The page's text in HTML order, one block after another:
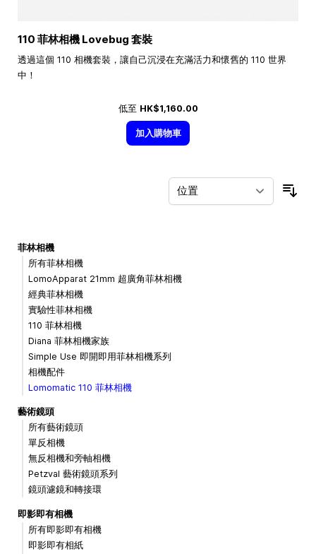
110 菲林相機 Lovebug 套裝
透過這個 110 相機套裝，讓自己沉浸在充滿活力和懷舊的 110 世界
中！
低至 HK$1,160.00
加入購物車
菲林相機
所有菲林相機
LomoApparat 21mm 超廣角菲林相機
經典菲林相機
實驗性菲林相機
110 菲林相機
Diana 菲林相機家族
Simple Use 即開即用菲林相機系列
相機配件
Lomomatic 110 菲林相機
藝術鏡頭
所有藝術鏡頭
單反相機
無反相機和旁軸相機
Petzval 藝術鏡頭系列
鏡頭濾鏡和轉接環
即影即有相機
所有即影即有相機
即影即有相紙